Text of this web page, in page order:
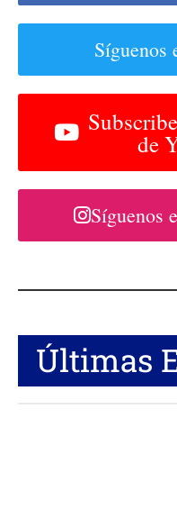
Síguenos
de
Síguenos
Últimas